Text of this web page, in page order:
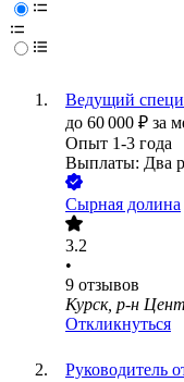
Ведущий
до 60 000 ₽ за
Опыт 1-3 года
Выплаты: Два
Сырная долина
3.2
•
9 отзывов
Курск, р-н
Откликнуться
Руководитель